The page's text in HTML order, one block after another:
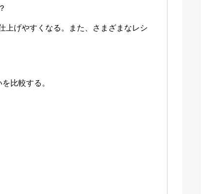
上げやすくなる。また、さまざまなレシ
比較する。